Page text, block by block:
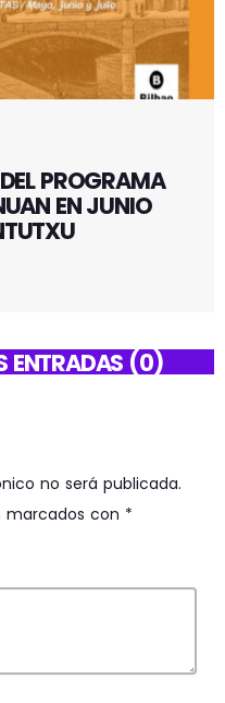
PROGRAMA
EN JUNIO
ENTRADAS (0)
no será publicada.
marcados con *